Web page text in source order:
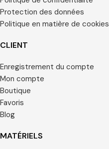
Protection des données
Politique en matière de cookies
CLIENT
Enregistrement du compte
Mon compte
Boutique
Favoris
Blog
MATÉRIELS